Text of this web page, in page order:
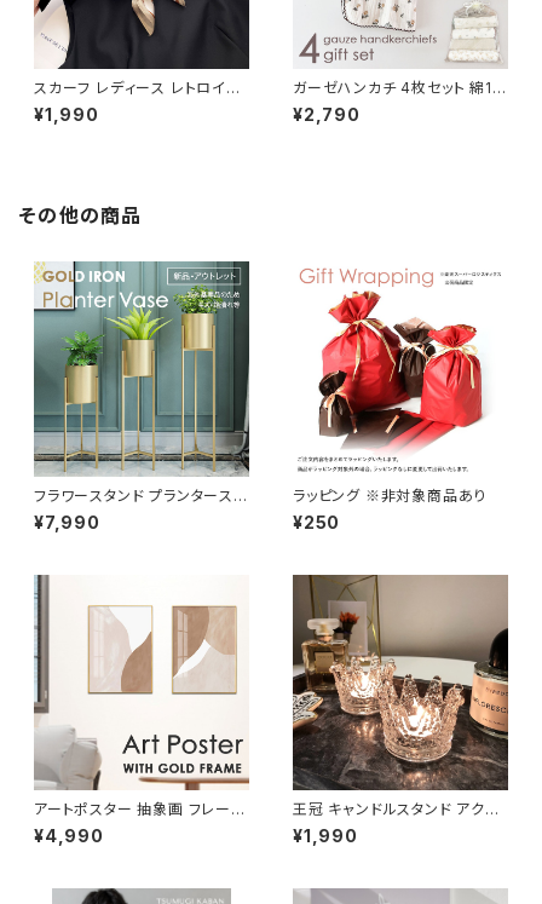
スカーフ レディース レトロイラ
ストプリント シルク調 正方形 S
CRF201
¥1,990
ガーゼハンカチ 4枚セット 綿10
0% ハンカチ レディース 女の子
HNKC002-4SET-B
¥2,790
その他の商品
フラワースタンド プランタースタ
ンド ゴールド 北欧 花台 鉢台 P
LVS001-GD
¥7,990
ラッピング ※非対象商品あり
¥250
アートポスター 抽象画 フレーム
付き イラスト 額縁 芸術 絵画 A
RTP001
¥4,990
王冠 キャンドルスタンド アクセ
サリーホルダー 北欧デザイン C
DST002
¥1,990